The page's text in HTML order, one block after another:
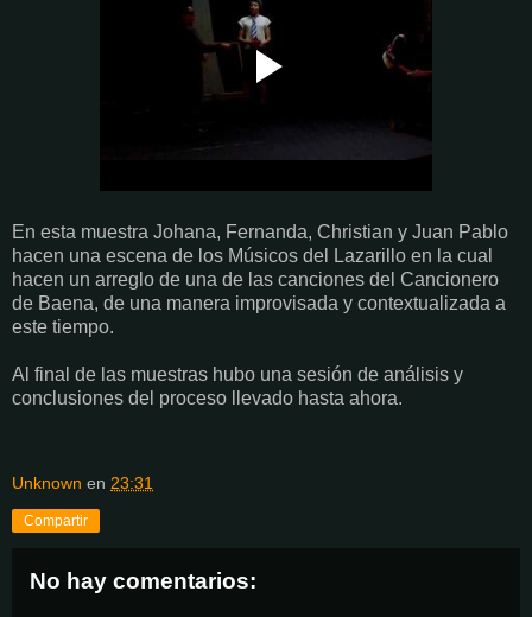
En esta muestra Johana, Fernanda, Christian y Juan Pablo
hacen una escena de los Músicos del Lazarillo en la cual
hacen un arreglo de una de las canciones del Cancionero
de Baena, de una manera improvisada y contextualizada a
este tiempo.
Al final de las muestras hubo una sesión de análisis y
conclusiones del proceso llevado hasta ahora.
Unknown en 23:31
Compartir
No hay comentarios: